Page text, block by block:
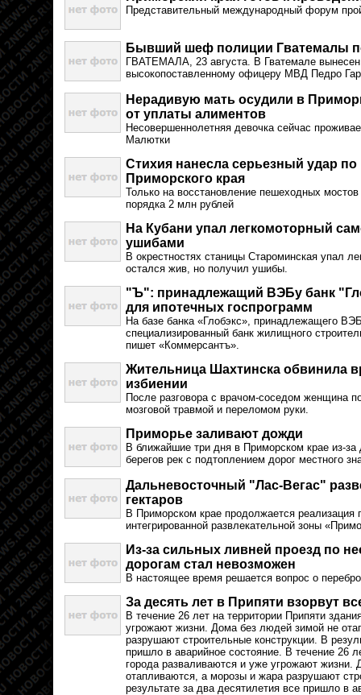
Представительный международный форум
Бывший шеф полиции Гватемалы
ГВАТЕМАЛА, 23 августа. В Гватемале
высокопоставленному офицеру МВД Педро
Нерадивую мать осудили в
от уплаты алиментов
Несовершеннолетняя девочка сейчас
Малютки
Стихия нанесла серьезный удар по
Приморского края
Только на восстановление пешеходных
порядка 2 млн рублей
На Кубани упал легкомоторный
ушибами
В окрестностях станицы Староминская упал
остался жив, но получил ушибы.
"Ъ": принадлежащий ВЭБу банк
для ипотечных госпрограмм
На базе банка «Глобэкс», принадлежащего
специализированный банк жилищного
пишет «Коммерсантъ».
Жительница Шахтинска обвинила
избиении
После разговора с врачом-соседом женщина
мозговой травмой и переломом руки.
Приморье заливают дожди
В ближайшие три дня в Приморском крае из-
берегов рек с подтоплением дорог местного
Дальневосточный "Лас-Вегас"
гектаров
В Приморском крае продолжается реализация
интегрированной развлекательной зоны
Из-за сильных ливней проезд по
дорогам стал невозможен
В настоящее время решается вопрос о
За десять лет в Припяти взорвут
В течение 26 лет на территории Припяти
угрожают жизни. Дома без людей зимой не
разрушают строительные конструкции. В
пришло в аварийное состояние. В течение 26
города разваливаются и уже угрожают
отапливаются, а морозы и жара разрушают
результате за два десятилетия все пришло в